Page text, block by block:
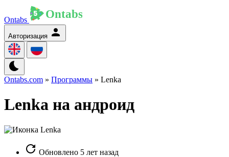
Ontabs
Авторизация
Ontabs.com » Программы » Lenka
Lenka на андроид
Обновлено 5 лет назад